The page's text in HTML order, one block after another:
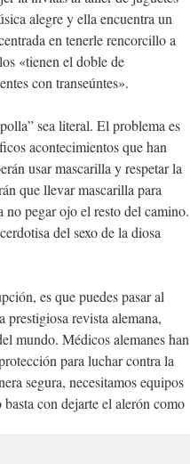
alegre y ella encuentra un
en tenerle rencorcillo a
«tienen el doble de
con transeúntes».
sea literal. El problema es
acontecimientos que han
usar mascarilla y respetar la
que llevar mascarilla para
no pegar ojo el resto del camino.
del sexo de la diosa
es que puedes pasar al
revista alemana,
mundo. Médicos alemanes han
para luchar contra la
segura, necesitamos equipos
con dejarte el alerón como